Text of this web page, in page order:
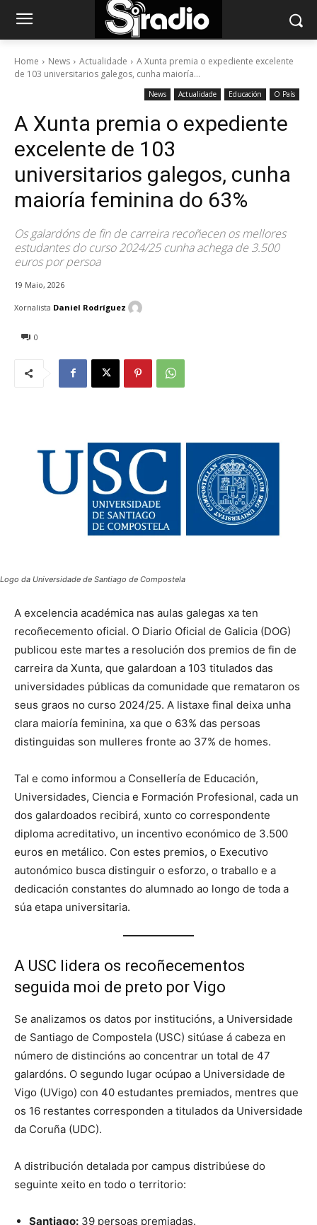
Home News Actualidade
A Xunta premia o expediente excelente
de 103 universitarios galegos, cunha maioría...
News Actualidade Educación O País
A Xunta premia o expediente
excelente de 103
universitarios galegos, cunha
maioría feminina do 63%
Os galardóns de fin de carreira recoñecen os mellores
estudantes do curso 2024/25 cunha achega de 3.500
euros por persoa
19 Maio, 2026
0
Xornalista Daniel Rodríguez
Logo da Universidade de Santiago de Compostela
A excelencia académica nas aulas galegas xa ten
recoñecemento oficial. O Diario Oficial de Galicia (DOG)
publicou este martes a resolución dos premios de fin de
carreira da Xunta, que galardoan a 103 titulados das
universidades públicas da comunidade que remataron os
seus graos no curso 2024/25. A listaxe final deixa unha
clara maioría feminina, xa que o 63% das persoas
distinguidas son mulleres fronte ao 37% de homes.
Tal e como informou a Consellería de Educación,
Universidades, Ciencia e Formación Profesional, cada un
dos galardoados recibirá, xunto co correspondente
diploma acreditativo, un incentivo económico de 3.500
euros en metálico. Con estes premios, o Executivo
autonómico busca distinguir o esforzo, o traballo e a
dedicación constantes do alumnado ao longo de toda a
súa etapa universitaria.
A USC lidera os recoñecementos
seguida moi de preto por Vigo
Se analizamos os datos por institucións, a Universidade
de Santiago de Compostela (USC) sitúase á cabeza en
número de distincións ao concentrar un total de 47
galardóns. O segundo lugar ocúpao a Universidade de
Vigo (UVigo) con 40 estudantes premiados, mentres que
os 16 restantes corresponden a titulados da Universidade
da Coruña (UDC).
A distribución detalada por campus distribúese do
seguinte xeito en todo o territorio:
Santiago: 39 persoas premiadas.